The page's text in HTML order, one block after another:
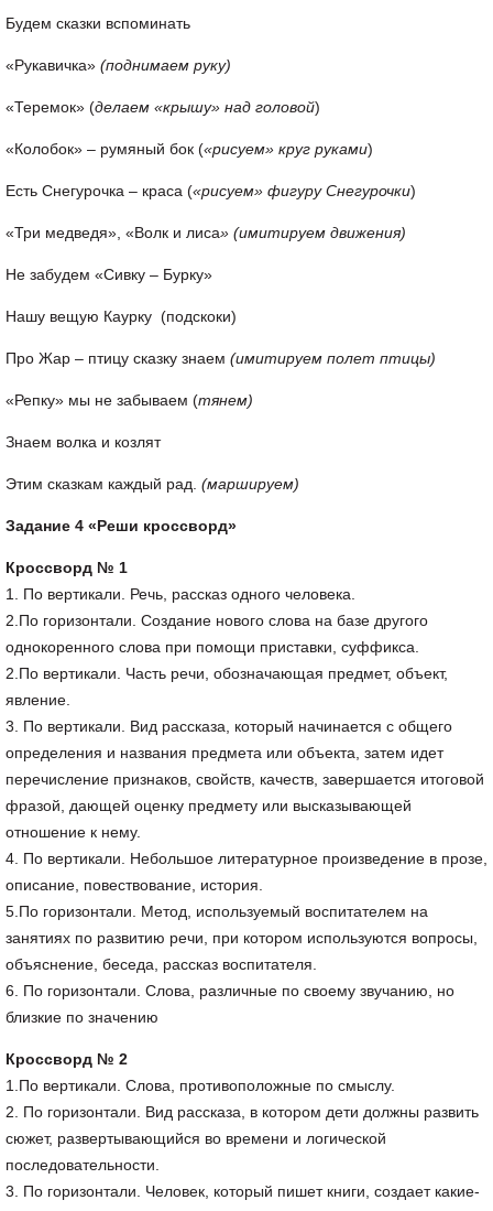
Будем сказки вспоминать
«Рукавичка» (поднимаем руку)
«Теремок» (делаем «крышу» над головой)
«Колобок» – румяный бок («рисуем» круг руками)
Есть Снегурочка – краса («рисуем» фигуру Снегурочки)
«Три медведя», «Волк и лиса» (имитируем движения)
Не забудем «Сивку – Бурку»
Нашу вещую Каурку (подскоки)
Про Жар – птицу сказку знаем (имитируем полет птицы)
«Репку» мы не забываем (тянем)
Знаем волка и козлят
Этим сказкам каждый рад. (маршируем)
Задание 4 «Реши кроссворд»
Кроссворд № 1
1. По вертикали. Речь, рассказ одного человека.
2.По горизонтали. Создание нового слова на базе другого
однокоренного слова при помощи приставки, суффикса.
2.По вертикали. Часть речи, обозначающая предмет, объект,
явление.
3. По вертикали. Вид рассказа, который начинается с общего
определения и названия предмета или объекта, затем идет
перечисление признаков, свойств, качеств, завершается итоговой
фразой, дающей оценку предмету или высказывающей
отношение к нему.
4. По вертикали. Небольшое литературное произведение в прозе,
описание, повествование, история.
5.По горизонтали. Метод, используемый воспитателем на
занятиях по развитию речи, при котором используются вопросы,
объяснение, беседа, рассказ воспитателя.
6. По горизонтали. Слова, различные по своему звучанию, но
близкие по значению
Кроссворд № 2
1.По вертикали. Слова, противоположные по смыслу.
2. По горизонтали. Вид рассказа, в котором дети должны развить
сюжет, развертывающийся во времени и логической
последовательности.
3. По горизонтали. Человек, который пишет книги, создает какие-